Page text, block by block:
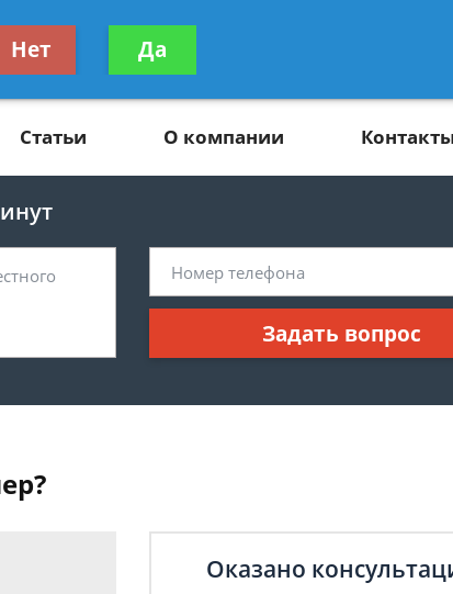
Получите консультацию
бесплатно
Статьи О компании
Задать вопрос
Оказано
Нет Да